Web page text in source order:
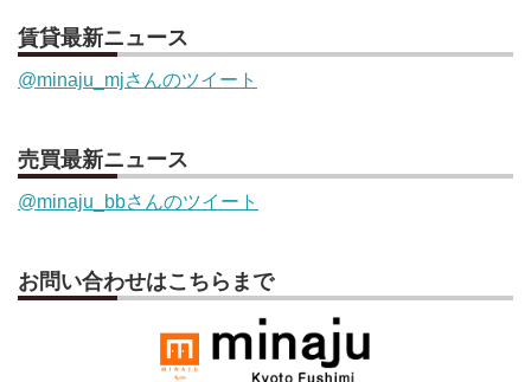
賃貸最新ニュース
@minaju_mjさんのツイート
売買最新ニュース
@minaju_bbさんのツイート
お問い合わせはこちらまで